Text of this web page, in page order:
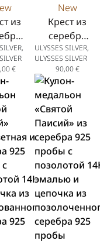
из
с
и
€
New
Крест из
серебра
925 пробы
с
позолотой
14К и
белой
эмалью
ULYSSES SILVER,
ULYSSES SILVER
90,00€